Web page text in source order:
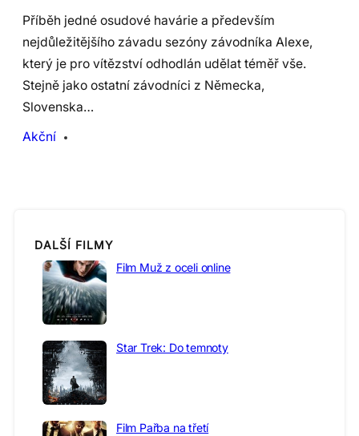
Příběh jedné osudové havárie a především
nejdůležitějšího závadu sezóny závodníka Alexe,
který je pro vítězství odhodlán udělat téměř vše.
Stejně jako ostatní závodníci z Německa,
Slovenska…
Akční
DALŠÍ FILMY
Film Muž z oceli online
Star Trek: Do temnoty
Film Pařba na třetí